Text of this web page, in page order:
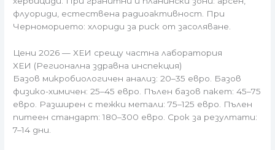
флуориди, естествена радиоактивност. При
Черноморието: хлориди за риск от засоляване.
Цени 2026 — ХЕИ срещу частна лаборатория
ХЕИ (Регионална здравна инспекция)
Базов микробиологичен анализ: 20–35 евро. Базов
физико-химичен: 25–45 евро. Пълен базов пакет: 45–75
евро. Разширен с тежки метали: 75–125 евро. Пълен
питеен стандарт: 180–300 евро. Срок за резултати:
7–14 дни.